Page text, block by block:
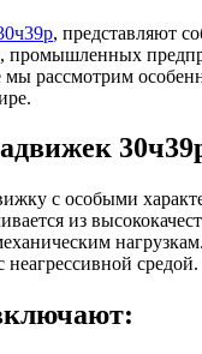
, представляют
промышленных
рассмотрим
с особыми
из
средой.